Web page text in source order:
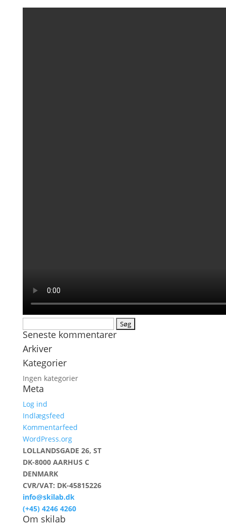
efter:
Seneste kommentarer
Arkiver
Kategorier
Ingen kategorier
Meta
Log ind
Indlægsfeed
Kommentarfeed
WordPress.org
LOLLANDSGADE 26, ST
DK-8000 AARHUS C
DENMARK
CVR/VAT: DK-45815226
info@skilab.dk
(+45) 4246 4260
Om skilab